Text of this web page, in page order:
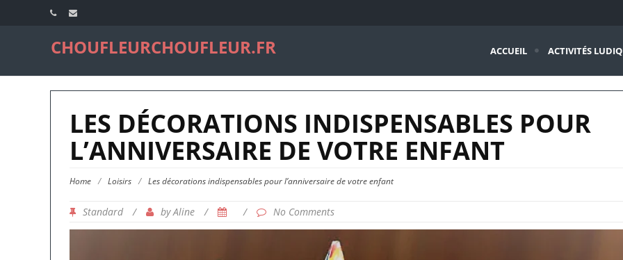
CHOUFLEURCHOUFLEUR.FR ACCUEIL ACTIVITÉS
LES DÉCORATIONS INDISPENSABLES POUR
L’ANNIVERSAIRE DE VOTRE ENFANT
Home / Loisirs / Les décorations indispensables pour l’anniversaire de votre enfant
Standard / byAline / / No Comments